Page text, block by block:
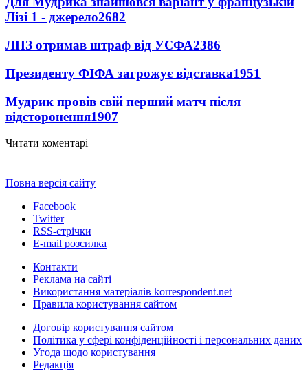
Лізі 1 - джерело2682
ЛНЗ отримав штраф від УЄФА2386
Президенту ФІФА загрожує відставка1951
Мудрик провів свій перший матч після
відсторонення1907
Читати коментарі
Повна версія сайту
Facebook
Twitter
RSS-стрічки
E-mail розсилка
Контакти
Реклама на сайті
Використання матеріалів korrespondent.net
Правила користування сайтом
Договір користування сайтом
Політика у сфері конфіденційності і персональних даних
Угода щодо користування
Редакція